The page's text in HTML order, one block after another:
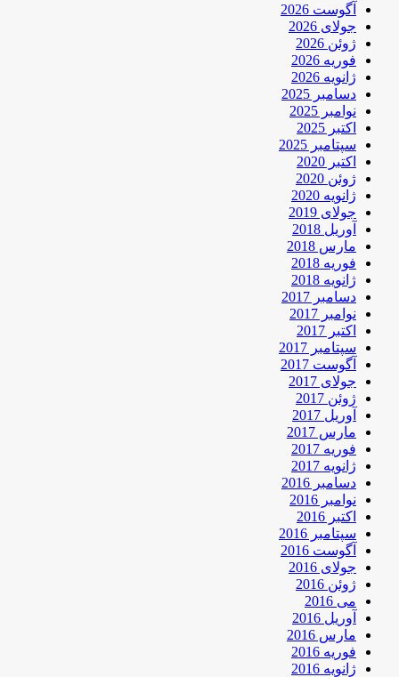
آگوست 2026
جولای 2026
ژوئن 2026
فوریه 2026
ژانویه 2026
دسامبر 2025
نوامبر 2025
اکتبر 2025
سپتامبر 2025
اکتبر 2020
ژوئن 2020
ژانویه 2020
جولای 2019
آوریل 2018
مارس 2018
فوریه 2018
ژانویه 2018
دسامبر 2017
نوامبر 2017
اکتبر 2017
سپتامبر 2017
آگوست 2017
جولای 2017
ژوئن 2017
آوریل 2017
مارس 2017
فوریه 2017
ژانویه 2017
دسامبر 2016
نوامبر 2016
اکتبر 2016
سپتامبر 2016
آگوست 2016
جولای 2016
ژوئن 2016
می 2016
آوریل 2016
مارس 2016
فوریه 2016
ژانویه 2016